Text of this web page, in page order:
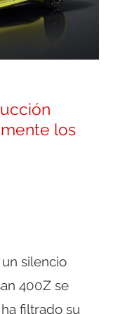
los
silencio
400Z se
filtrado su